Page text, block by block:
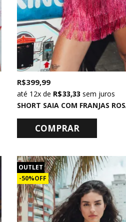
SHORT SAIA COM FRANJAS
R$ 399,99
12x de R$ 33,33 sem juros
COMPRAR
OUTLET
50% OFF